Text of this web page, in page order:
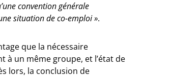
convention générale
situation de co-emploi ».
que la nécessaire
un même groupe, et l’état de
lors, la conclusion de